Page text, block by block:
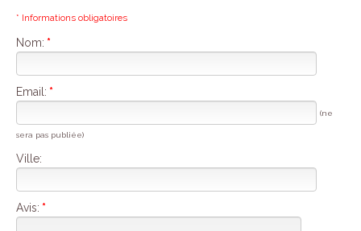
* Informations obligatoires
Nom: *
Email: *
(ne
sera pas publiée)
Ville:
Avis: *